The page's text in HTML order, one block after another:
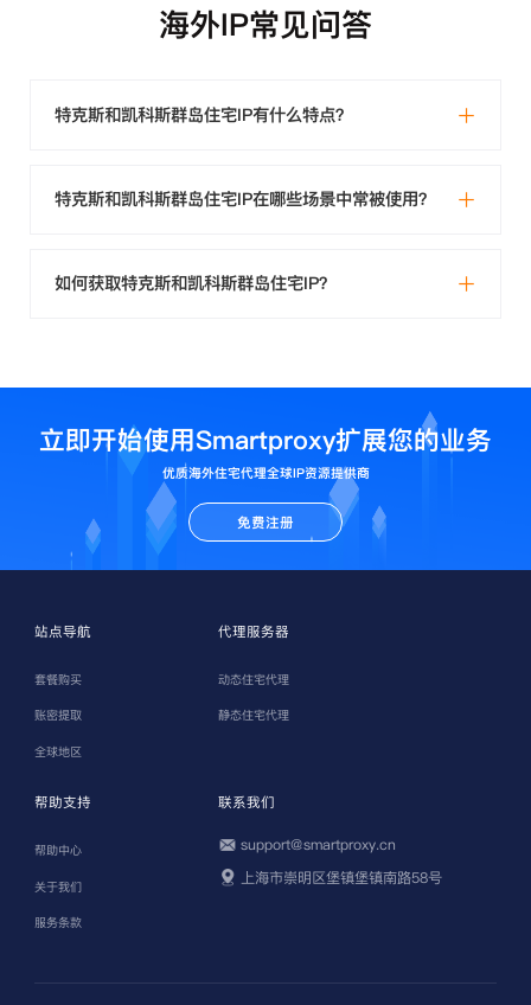
海外IP常见问答
特克斯和凯科斯群岛住宅IP有什么特点？
特克斯和凯科斯群岛住宅IP在哪些场景中常被使用？
如何获取特克斯和凯科斯群岛住宅IP？
立即开始使用Smartproxy扩展您的业务
优质海外住宅代理全球IP资源提供商
免费注册
站点导航
套餐购买
账密提取
全球地区
代理服务器
动态住宅代理
静态住宅代理
帮助支持
帮助中心
关于我们
服务条款
联系我们
support@smartproxy.cn
上海市崇明区堡镇堡镇南路58号